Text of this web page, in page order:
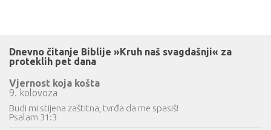
Dnevno čitanje Biblije »Kruh naš svagdašnji« za
proteklih pet dana
Vjernost koja košta
9. kolovoza
Budi mi stijena zaštitna, tvrđa da me spasiš!
Psalam 31:3